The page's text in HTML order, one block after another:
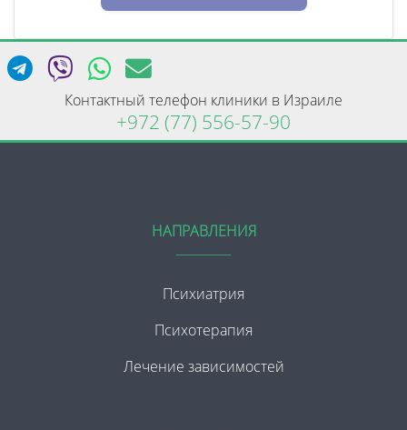
Контактный телефон клиники в Израиле
+972 (77) 556-57-90
НАПРАВЛЕНИЯ
Психиатрия
Психотерапия
Лечение зависимостей